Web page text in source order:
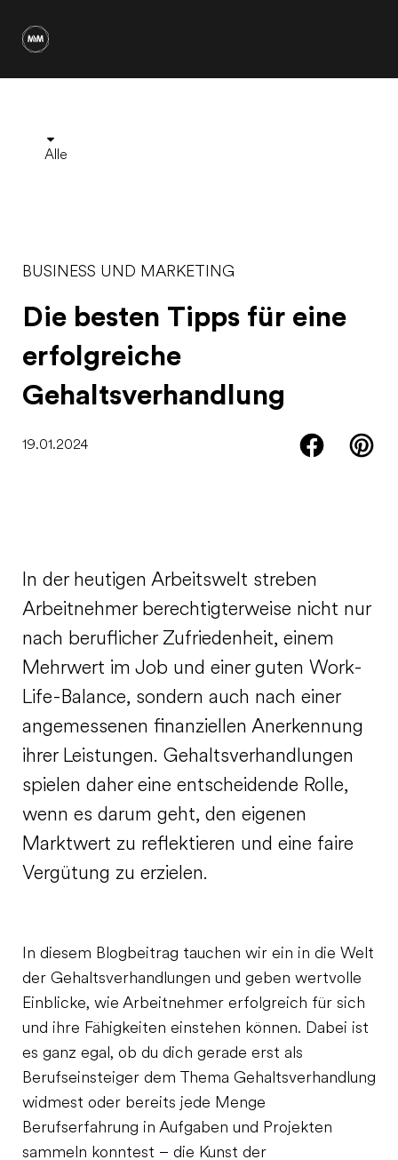
Alle
BUSINESS UND MARKETING
Die besten Tipps für eine
erfolgreiche
Gehaltsverhandlung
19.01.2024
In der heutigen Arbeitswelt streben
Arbeitnehmer berechtigterweise nicht nur
nach beruflicher Zufriedenheit, einem
Mehrwert im Job und einer guten Work-
Life-Balance, sondern auch nach einer
angemessenen finanziellen Anerkennung
ihrer Leistungen. Gehaltsverhandlungen
spielen daher eine entscheidende Rolle,
wenn es darum geht, den eigenen
Marktwert zu reflektieren und eine faire
Vergütung zu erzielen.
In diesem Blogbeitrag tauchen wir ein in die Welt
der Gehaltsverhandlungen und geben wertvolle
Einblicke, wie Arbeitnehmer erfolgreich für sich
und ihre Fähigkeiten einstehen können. Dabei ist
es ganz egal, ob du dich gerade erst als
Berufseinsteiger dem Thema Gehaltsverhandlung
widmest oder bereits jede Menge
Berufserfahrung in Aufgaben und Projekten
sammeln konntest – die Kunst der